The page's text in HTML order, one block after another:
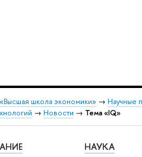
школа экономики» → Научные
→ Новости → Тема «IQ»
НАУКА